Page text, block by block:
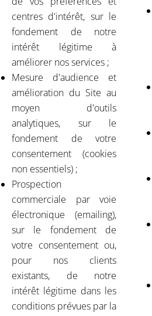
centres d'intérêt, sur le
fondement de notre
intérêt légitime à
améliorer nos services ;
Mesure d'audience et
amélioration du Site au
moyen d'outils
analytiques, sur le
fondement de votre
consentement (cookies
non essentiels) ;
Prospection
commerciale par voie
électronique (emailing),
sur le fondement de
votre consentement ou,
pour nos clients
existants, de notre
intérêt légitime dans les
conditions prévues par la